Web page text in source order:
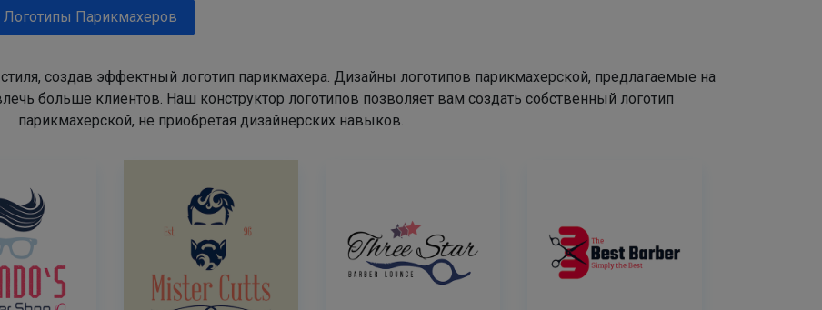
Логотипы Парикмахеров
создав эффектный логотип парикмахера. Дизайны логотипов парикмахерской, предлагаемые на
больше клиентов. Наш конструктор логотипов позволяет вам создать собственный логотип
парикмахерской, не приобретая дизайнерских навыков.